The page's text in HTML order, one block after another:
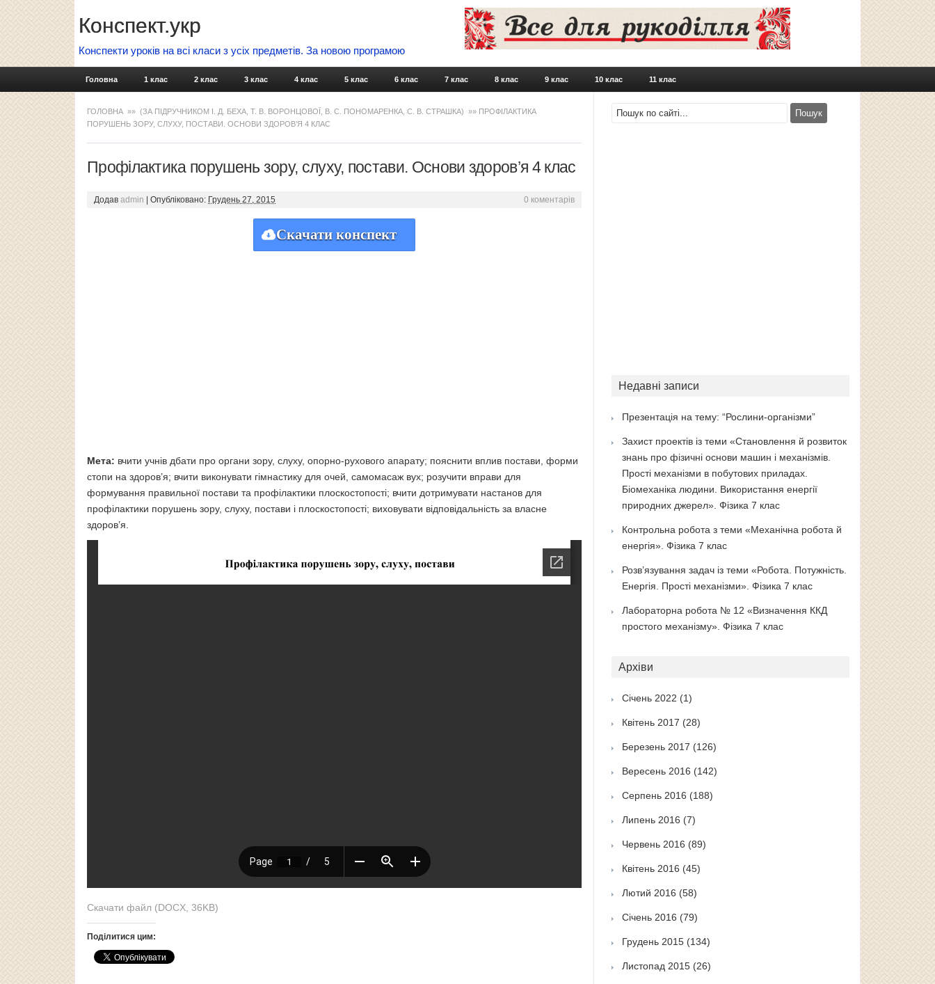
Конспект.укр
Конспекти уроків на всі класи з усіх предметів. За новою програмою
Skip to content
Головна 1 клас 2 клас 3 клас 4 клас 5 клас 6 клас 7 клас 8 клас 9 клас 10 клас 11 клас
ГОЛОВНА »» (ЗА ПІДРУЧНИКОМ І. Д. БЕХА, Т. В. ВОРОНЦОВОЇ, В. С. ПОНОМАРЕНКА, С. В. СТРАШКА) »» ПРОФІЛАКТИКА
ПОРУШЕНЬ ЗОРУ, СЛУХУ, ПОСТАВИ. ОСНОВИ ЗДОРОВ’Я 4 КЛАС
Профілактика порушень зору, слуху, постави. Основи здоров’я 4 клас
Додав admin Опубліковано: Грудень 27, 2015 0 коментарів
Скачати конспект
Мета: вчити учнів дбати про органи зору, слуху, опорно-рухового апарату; пояснити вплив постави, форми
стопи на здоров’я; вчити виконувати гімнастику для очей, самомасаж вух; розучити вправи для
формування правильної постави та профілактики плоскостопості; вчити дотримувати настанов для
профілактики порушень зору, слуху, постави і плоскостопості; виховувати відповідальність за власне
здоров’я.
Скачати файл (DOCX, 36KB)
Поділитися цим:
Недавні записи
Презентація на тему: “Рослини-організми”
Захист проектів із теми «Становлення й розвиток
знань про фізичні основи машин і механізмів.
Прості механізми в побутових приладах.
Біомеханіка людини. Використання енергії
природних джерел». Фізика 7 клас
Контрольна робота з теми «Механічна робота й
енергія». Фізика 7 клас
Розв’язування задач із теми «Робота. Потужність.
Енергія. Прості механізми». Фізика 7 клас
Лабораторна робота № 12 «Визначення ККД
простого механізму». Фізика 7 клас
Архіви
Січень 2022 (1)
Квітень 2017 (28)
Березень 2017 (126)
Вересень 2016 (142)
Серпень 2016 (188)
Липень 2016 (7)
Червень 2016 (89)
Квітень 2016 (45)
Лютий 2016 (58)
Січень 2016 (79)
Грудень 2015(134)
Листопад 2015(26)